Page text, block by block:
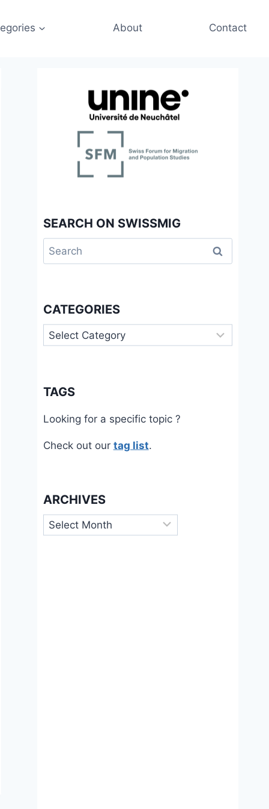
About Contact
SEARCH ON SWISSMIG
Search
for:
CATEGORIES
Categories
TAGS
Looking for a specific topic ?
Check out our tag list.
ARCHIVES
Archives